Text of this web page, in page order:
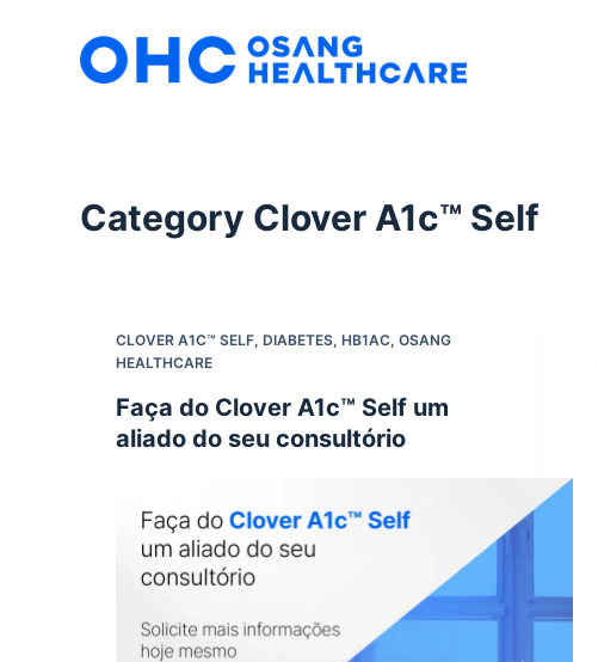
Category Clover A1c™ Self
CLOVER A1C™ SELF,DIABETES,HB1AC,OSANG
HEALTHCARE
Faça do Clover A1c™ Self um
aliado do seu consultório